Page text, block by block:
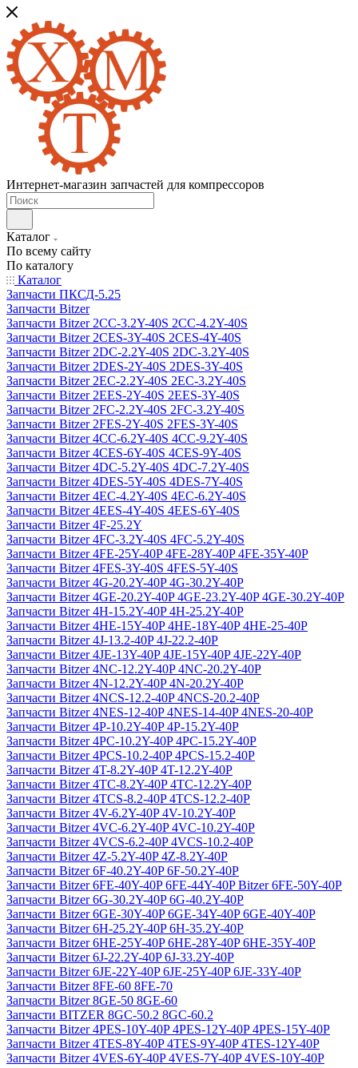
Интернет-магазин запчастей для компрессоров
Каталог
По всему сайту
По каталогу
Каталог
Запчасти ПКСД-5.25
Запчасти Bitzer
Запчасти Bitzer 2CC-3.2Y-40S 2CC-4.2Y-40S
Запчасти Bitzer 2CES-3Y-40S 2CES-4Y-40S
Запчасти Bitzer 2DC-2.2Y-40S 2DC-3.2Y-40S
Запчасти Bitzer 2DES-2Y-40S 2DES-3Y-40S
Запчасти Bitzer 2EC-2.2Y-40S 2EC-3.2Y-40S
Запчасти Bitzer 2EES-2Y-40S 2EES-3Y-40S
Запчасти Bitzer 2FC-2.2Y-40S 2FC-3.2Y-40S
Запчасти Bitzer 2FES-2Y-40S 2FES-3Y-40S
Запчасти Bitzer 4CC-6.2Y-40S 4CC-9.2Y-40S
Запчасти Bitzer 4CES-6Y-40S 4CES-9Y-40S
Запчасти Bitzer 4DC-5.2Y-40S 4DC-7.2Y-40S
Запчасти Bitzer 4DES-5Y-40S 4DES-7Y-40S
Запчасти Bitzer 4EC-4.2Y-40S 4EC-6.2Y-40S
Запчасти Bitzer 4EES-4Y-40S 4EES-6Y-40S
Запчасти Bitzer 4F-25.2Y
Запчасти Bitzer 4FC-3.2Y-40S 4FC-5.2Y-40S
Запчасти Bitzer 4FE-25Y-40P 4FE-28Y-40P 4FE-35Y-40P
Запчасти Bitzer 4FES-3Y-40S 4FES-5Y-40S
Запчасти Bitzer 4G-20.2Y-40P 4G-30.2Y-40P
Запчасти Bitzer 4GE-20.2Y-40P 4GE-23.2Y-40P 4GE-30.2Y-40P
Запчасти Bitzer 4H-15.2Y-40P 4H-25.2Y-40P
Запчасти Bitzer 4HE-15Y-40P 4HE-18Y-40P 4HE-25-40P
Запчасти Bitzer 4J‐13.2-40P 4J‐22.2-40P
Запчасти Bitzer 4JE-13Y-40P 4JE-15Y-40P 4JE-22Y-40P
Запчасти Bitzer 4NC-12.2Y-40P 4NC-20.2Y-40P
Запчасти Bitzer 4N-12.2Y-40P 4N-20.2Y-40P
Запчасти Bitzer 4NCS-12.2-40P 4NCS-20.2-40P
Запчасти Bitzer 4NES-12-40P 4NES-14-40P 4NES-20-40P
Запчасти Bitzer 4P-10.2Y-40P 4P-15.2Y-40P
Запчасти Bitzer 4PC-10.2Y-40P 4PC-15.2Y-40P
Запчасти Bitzer 4PCS-10.2-40P 4PCS-15.2-40P
Запчасти Bitzer 4T-8.2Y-40P 4T-12.2Y-40P
Запчасти Bitzer 4TC-8.2Y-40P 4TC-12.2Y-40P
Запчасти Bitzer 4TCS-8.2-40P 4TCS-12.2-40P
Запчасти Bitzer 4V-6.2Y-40P 4V-10.2Y-40P
Запчасти Bitzer 4VC-6.2Y-40P 4VC-10.2Y-40P
Запчасти Bitzer 4VCS-6.2-40P 4VCS-10.2-40P
Запчасти Bitzer 4Z-5.2Y-40P 4Z-8.2Y-40P
Запчасти Bitzer 6F-40.2Y-40P 6F-50.2Y-40P
Запчасти Bitzer 6FE-40Y-40P 6FE-44Y-40P Bitzer 6FE-50Y-40P
Запчасти Bitzer 6G-30.2Y-40P 6G-40.2Y-40P
Запчасти Bitzer 6GE-30Y-40P 6GE-34Y-40P 6GE-40Y-40P
Запчасти Bitzer 6H-25.2Y-40P 6H-35.2Y-40P
Запчасти Bitzer 6HE-25Y-40P 6HE-28Y-40P 6HE-35Y-40P
Запчасти Bitzer 6J-22.2Y-40P 6J-33.2Y-40P
Запчасти Bitzer 6JE-22Y-40P 6JE-25Y-40P 6JE-33Y-40P
Запчасти Bitzer 8FE-60 8FE-70
Запчасти Bitzer 8GE-50 8GE-60
Запчасти BITZER 8GC-50.2 8GC-60.2
Запчасти Bitzer 4PES-10Y-40P 4PES-12Y-40P 4PES-15Y-40P
Запчасти Bitzer 4TES-8Y-40P 4TES-9Y-40P 4TES-12Y-40P
Запчасти Bitzer 4VES-6Y-40P 4VES-7Y-40P 4VES-10Y-40P